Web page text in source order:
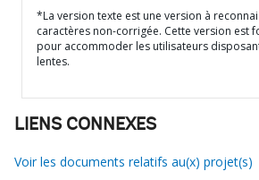
*La version texte est une version à
caractères non-corrigée. Cette version est
pour accommoder les utilisateurs
lentes.
LIENS CONNEXES
Voir les documents relatifs au(x) projet(s)